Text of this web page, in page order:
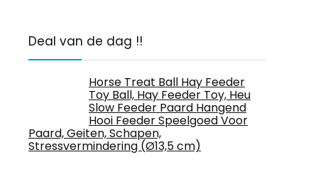
Deal van de dag !!
Horse Treat Ball Hay Feeder
Toy Ball, Hay Feeder Toy, Heu
Slow Feeder Paard Hangend
Hooi Feeder Speelgoed Voor
Paard, Geiten, Schapen,
Stressvermindering (Ø13,5 cm)